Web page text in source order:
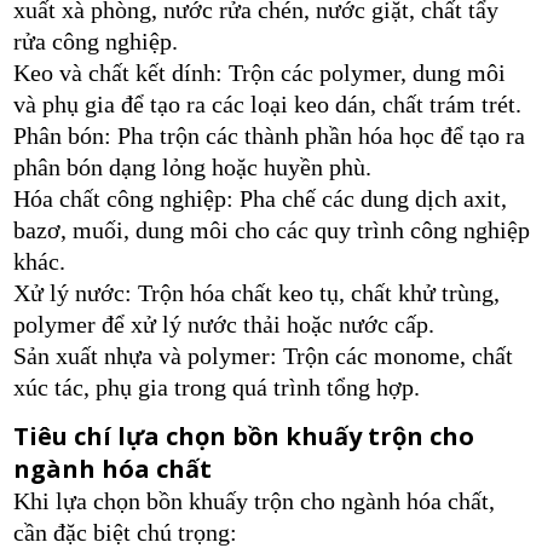
xuất xà phòng, nước rửa chén, nước giặt, chất tẩy
rửa công nghiệp.
Keo và chất kết dính: Trộn các polymer, dung môi
và phụ gia để tạo ra các loại keo dán, chất trám trét.
Phân bón: Pha trộn các thành phần hóa học để tạo ra
phân bón dạng lỏng hoặc huyền phù.
Hóa chất công nghiệp: Pha chế các dung dịch axit,
bazơ, muối, dung môi cho các quy trình công nghiệp
khác.
Xử lý nước: Trộn hóa chất keo tụ, chất khử trùng,
polymer để xử lý nước thải hoặc nước cấp.
Sản xuất nhựa và polymer: Trộn các monome, chất
xúc tác, phụ gia trong quá trình tổng hợp.
Tiêu chí lựa chọn bồn khuấy trộn cho
ngành hóa chất
Khi lựa chọn bồn khuấy trộn cho ngành hóa chất,
cần đặc biệt chú trọng: